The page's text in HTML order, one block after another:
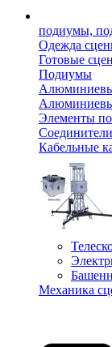
подиумы,
Одежда
Готовые
Подиумы
Элементы
Кабельные
Механика